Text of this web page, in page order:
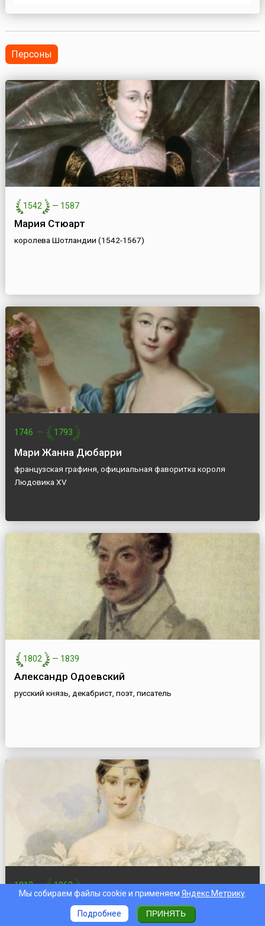
кассовому обслуживанию исполнения бюджетов
предварительному и текущему контролю за ведением
операций со средствами федерального бюджета
главными распо...
Персоны
1542 — 1587
Мария Стюарт
королева Шотландии (1542-1567)
1746 — 1793
Мари Жанна Дюбарри
французская графиня, официальная фаворитка короля
Людовика XV
1802 — 1839
Александр Одоевский
русский князь, декабрист, поэт, писатель
1812— 1863
Наталья Гончарова (Пушкина-Ланская)
русская аристократка, супруга великого русского поэта А.С.
Мы собираем файлы cookie и применяем Яндекс.Метрику.
Подробнее ПРИНЯТЬ